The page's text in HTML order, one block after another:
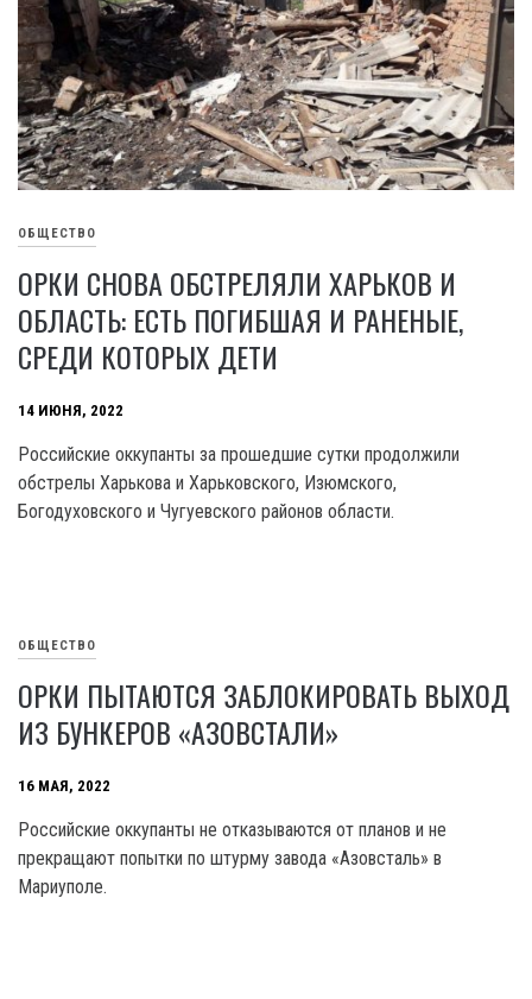
ОБЩЕСТВО
ОРКИ СНОВА ОБСТРЕЛЯЛИ ХАРЬКОВ И
ОБЛАСТЬ: ЕСТЬ ПОГИБШАЯ И РАНЕНЫЕ,
СРЕДИ КОТОРЫХ ДЕТИ
14 ИЮНЯ, 2022
Российские оккупанты за прошедшие сутки продолжили
обстрелы Харькова и Харьковского, Изюмского,
Богодуховского и Чугуевского районов области.
ОБЩЕСТВО
ОРКИ ПЫТАЮТСЯ ЗАБЛОКИРОВАТЬ ВЫХОД
ИЗ БУНКЕРОВ «АЗОВСТАЛИ»
16 МАЯ, 2022
Российские оккупанты не отказываются от планов и не
прекращают попытки по штурму завода «Азовсталь» в
Мариуполе.